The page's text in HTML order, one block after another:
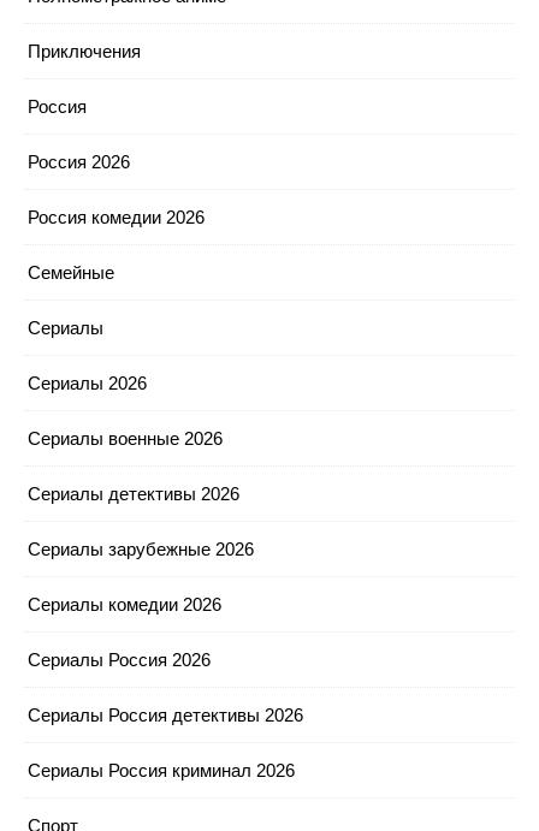
Приключения
Россия
Россия 2026
Россия комедии 2026
Семейные
Сериалы
Сериалы 2026
Сериалы военные 2026
Сериалы детективы 2026
Сериалы зарубежные 2026
Сериалы комедии 2026
Сериалы Россия 2026
Сериалы Россия детективы 2026
Сериалы Россия криминал 2026
Спорт